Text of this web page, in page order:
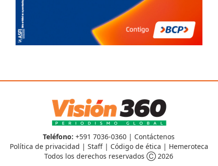
Teléfono: +591 7036-0360 | Contáctenos
Política de privacidad | Staff| Código de ética | Hemeroteca
Todos los derechos reservados Ⓒ 2026